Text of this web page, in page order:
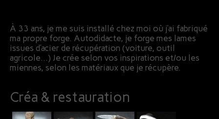
À 33 ans, je me suis installé chez moi où j’ai fabriqué
ma propre forge. Autodidacte, je forge mes lames
issues d’acier de récupération (voiture, outil
agricole…) Je crée selon vos inspirations et/ou les
miennes, selon les matériaux que je récupère.
Créa & restauration